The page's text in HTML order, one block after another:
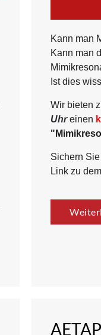
Kann man
Kann man
Ist dies
Wir bieten
Uhreinen
Sichern
Link zu